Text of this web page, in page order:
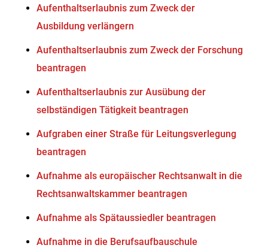
Aufenthaltserlaubnis zum Zweck der
Ausbildung verlängern
Aufenthaltserlaubnis zum Zweck der Forschung
beantragen
Aufenthaltserlaubnis zur Ausübung der
selbständigen Tätigkeit beantragen
Aufgraben einer Straße für Leitungsverlegung
beantragen
Aufnahme als europäischer Rechtsanwalt in die
Rechtsanwaltskammer beantragen
Aufnahme als Spätaussiedler beantragen
Aufnahme in die Berufsaufbauschule